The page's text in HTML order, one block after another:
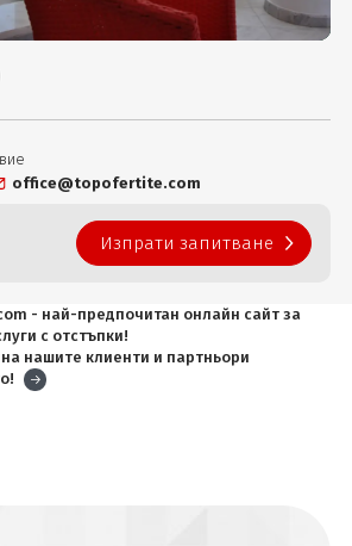
office@topofertite.com
Изпрати запитване
- най-предпочитан онлайн сайт за
с отстъпки!
нашите клиенти и партньори